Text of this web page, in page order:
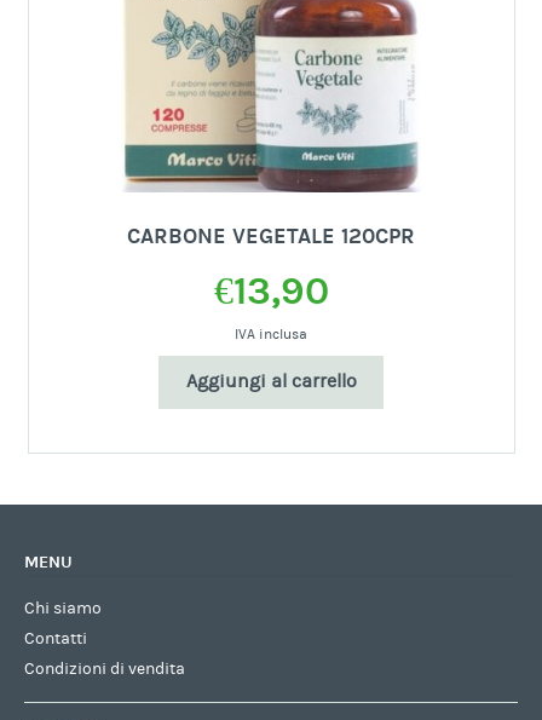
CARBONE VEGETALE 120CPR
€13,90
IVA inclusa
Aggiungi al carrello
MENU
Chi siamo
Contatti
Condizioni di vendita